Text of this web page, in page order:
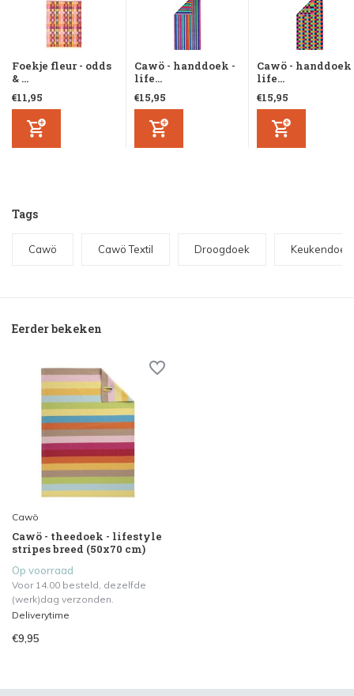
Foekje fleur - odds
& ...
€11,95
Cawö - handdoek -
life...
€15,95
Cawö - handdoek
life...
€15,95
Tags
Cawö Cawö Textil Droogdoek Keukendoek
Eerder bekeken
Cawö
Cawö - theedoek - lifestyle
stripes breed (50x70 cm)
Op voorraad
Voor 14.00 besteld, dezelfde
(werk)dag verzonden.
Deliverytime
€9,95